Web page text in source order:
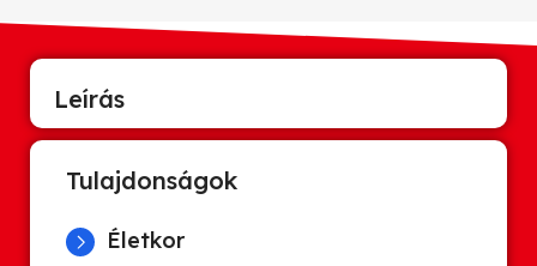
Leírás
Tulajdonságok
Életkor